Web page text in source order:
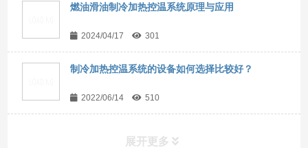
燃油滑油制冷加热控温系统原理与应用
2024/04/17 301
制冷加热控温系统的设备如何选择比较好？
2022/06/14 510
展开更多